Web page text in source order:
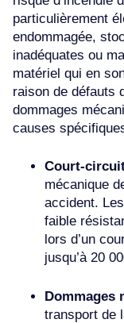
particulièrement
endommagée,
inadéquates ou
matériel qui en
raison de défauts
dommages
causes
Court-
mécanique
accident.
faible
lors d’un
jusqu’à 20
Dommages
transport de